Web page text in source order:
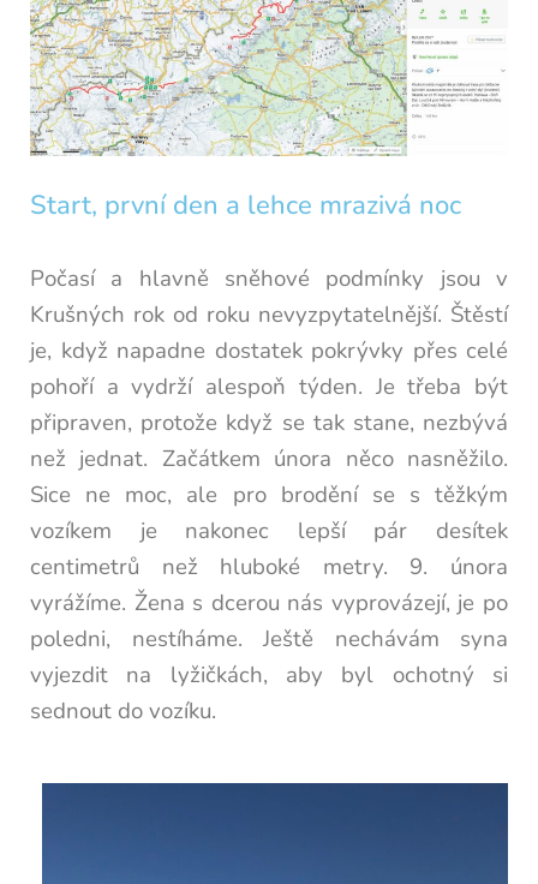
Start, první den a lehce mrazivá noc
Počasí a hlavně sněhové podmínky jsou v
Krušných rok od roku nevyzpytatelnější. Štěstí
je, když napadne dostatek pokrývky přes celé
pohoří a vydrží alespoň týden. Je třeba být
připraven, protože když se tak stane, nezbývá
než jednat. Začátkem února něco nasněžilo.
Sice ne moc, ale pro brodění se s těžkým
vozíkem je nakonec lepší pár desítek
centimetrů než hluboké metry. 9. února
vyrážíme. Žena s dcerou nás vyprovázejí, je po
poledni, nestíháme. Ještě nechávám syna
vyjezdit na lyžičkách, aby byl ochotný si
sednout do vozíku.